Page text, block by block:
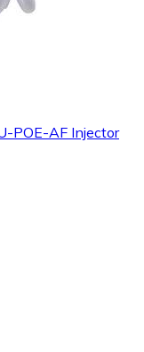
POE-AF Injector